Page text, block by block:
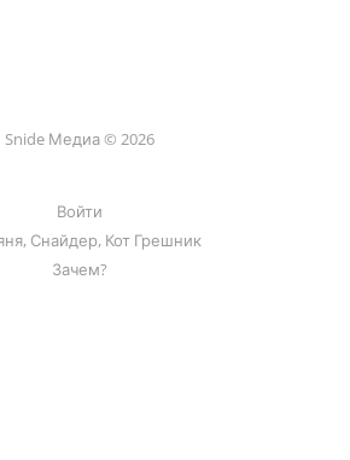
Snide Медиа © 2026
Войти
Снайдер, Кот Грешник
Зачем?